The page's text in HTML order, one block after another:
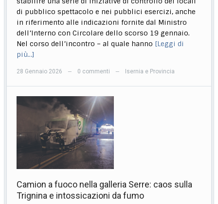
di pubblico spettacolo e nei pubblici esercizi, anche
in riferimento alle indicazioni fornite dal Ministro
dell’Interno con Circolare dello scorso 19 gennaio.
Nel corso dell’incontro – al quale hanno [Leggi di
più…]
28 Gennaio 2026 — 0 commenti — Isernia e Provincia
Camion a fuoco nella galleria Serre: caos sulla
Trignina e intossicazioni da fumo